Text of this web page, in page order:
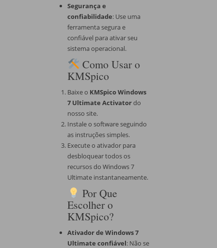
Segurança e
confiabilidade: Use uma
ferramenta segura e
confiável para ativar seu
sistema operacional.
Como Usar o
KMSpico
Baixe o KMSpico Windows
7 Ultimate Activatordo
nosso site.
Instale o software seguindo
as instruções simples.
Execute o ativador para
desbloquear todos os
recursos do Windows 7
Ultimate instantaneamente.
Por Que
Escolher o
KMSpico?
Ativador de Windows 7
Ultimate confiável: Não se